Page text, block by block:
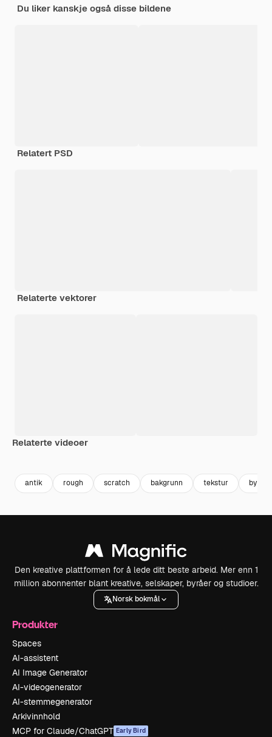
Du liker kanskje også disse bildene
Relatert PSD
Relaterte vektorer
Relaterte videoer
antik rough scratch bakgrunn tekstur by
Den kreative plattformen for å lede ditt beste arbeid. Mer enn 1
million abonnenter blant kreative, selskaper, byråer og studioer.
Norsk bokmål
Produkter
Spaces
AI-assistent
AI Image Generator
AI-videogenerator
AI-stemmegenerator
Arkivinnhold
MCP for Claude/ChatGPT Early Bird